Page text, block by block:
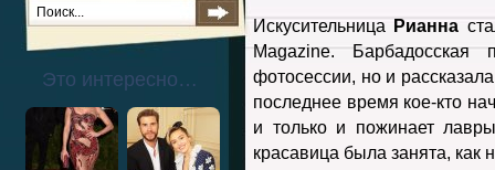
Это интересно…
Искусительница Рианна
Magazine.
фотосессии, но и
последнее время кое-кто
и только и пожинает
красавица была занята, как